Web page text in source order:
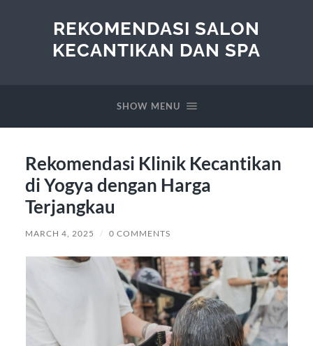
REKOMENDASI SALON
KECANTIKAN DAN SPA
SHOW MENU
Rekomendasi Klinik Kecantikan
di Yogya dengan Harga
Terjangkau
MARCH 4, 2025 / 0 COMMENTS